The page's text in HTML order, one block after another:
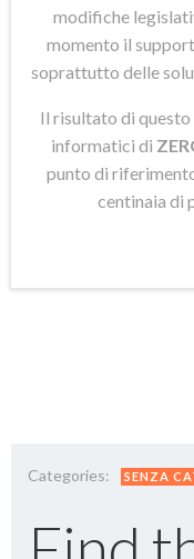
modifiche
momento il
soprattutto delle
Il risultato di
informatici di
punto di
centinaia di
Categories: SENZA